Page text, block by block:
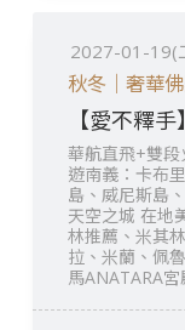
2027-01-19(
秋冬｜奢華
【愛不釋
華航直飛+雙
遊南義：卡布
島、威尼斯島
天空之城 在地
林推薦、米其
拉、米蘭、佩
馬ANATARA